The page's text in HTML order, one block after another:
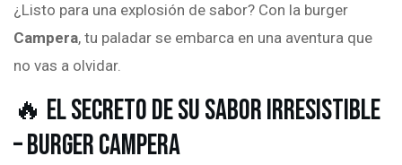
¿Listo para una explosión de sabor? Con la burger
Campera, tu paladar se embarca en una aventura que
no vas a olvidar.
🔥 El Secreto de su Sabor Irresistible
– Burger campera